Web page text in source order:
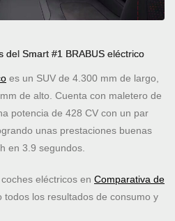
del Smart #1 BRABUS eléctrico
es un SUV de 4.300 mm de largo,
de alto. Cuenta con maletero de
potencia de 428 CV con un par
unas prestaciones buenas
en 3.9 segundos.
eléctricos en Comparativa de
todos los resultados de consumo y